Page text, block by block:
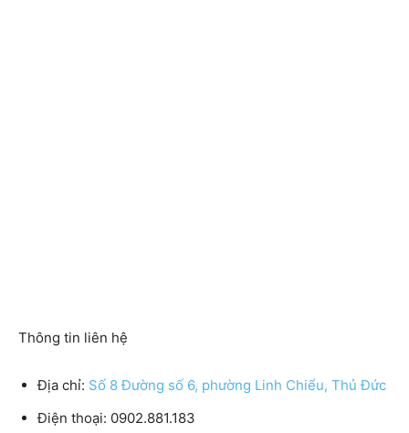
Thông tin liên hệ
Địa chỉ: Số 8 Đường số 6, phường Linh Chiểu, Thủ Đức
Điện thoại: 0902.881.183